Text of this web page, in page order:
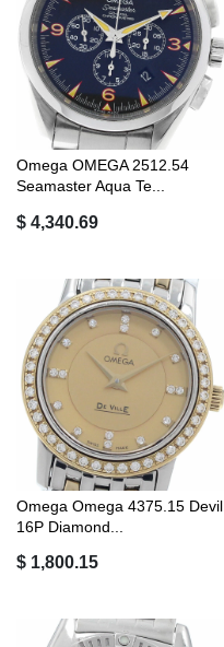
Omega OMEGA 2512.54
Seamaster Aqua Te...
$ 4,340.69
Omega Omega 4375.15 Devil
16P Diamond...
$ 1,800.15